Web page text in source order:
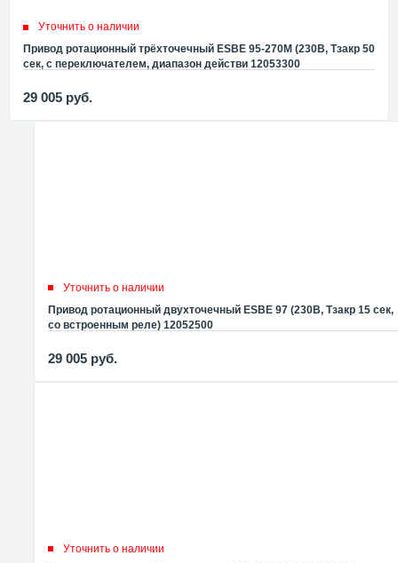
Уточнить о наличии
Привод ротационный трёхточечный ESBE 95-270М (230В, Tзакр 50
сек, с переключателем, диапазон действи 12053300
29 005 руб.
Уточнить о наличии
Привод ротационный двухточечный ESBE 97 (230В, Tзакр 15 сек,
со встроенным реле) 12052500
29 005 руб.
Уточнить о наличии